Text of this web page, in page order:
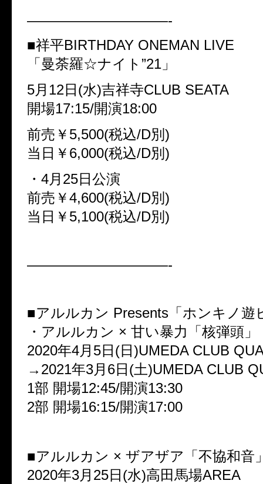
——————————-
■祥平BIRTHDAY ONEMAN LIVE
「曼荼羅☆ナイト”21」
5月12日(水)吉祥寺CLUB SEATA
開場17:15/開演18:00
前売￥5,500(税込/D別)
当日￥6,000(税込/D別)
・4月25日公演
前売￥4,600(税込/D別)
当日￥5,100(税込/D別)
——————————-
■アルルカン Presents「ホンキノ遊
・アルルカン × 甘い暴力「核弾頭」
2020年4月5日(日)UMEDA CLUB
→2021年3月6日(土)UMEDA CLUB
1部 開場12:45/開演13:30
2部 開場16:15/開演17:00
■アルルカン × ザアザア「不協和音
2020年3月25日(水)高田馬場AREA